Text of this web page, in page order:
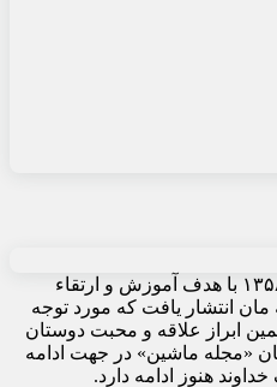
«مجله ماشین» از مهرماه سال ۱۳۵۸ با هدف آموزش و ارتقاء
انتشار یافت که مورد توجه
ابراز علاقه و محبت دوستان
«مجله ماشین» در جهت ادامه
هنوز ادامه دارد.